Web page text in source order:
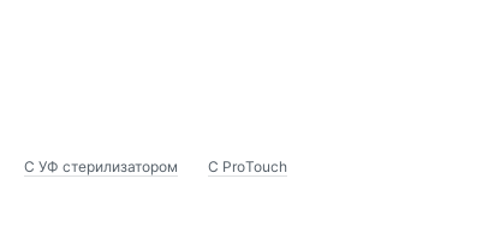
С УФ стерилизатором С ProTouch